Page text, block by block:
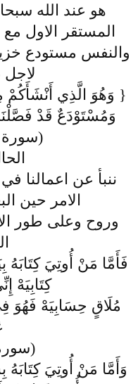
هو عند الله
المستقر الاول مع
والنفس مستودع
لاجل
{ وَهُوَ الَّذِي
وَمُسْتَوْدَعٌ قَدْ
(سورة
ننبأ عن اعمالنا
الامر حين
وروح وعلى طور
فَأَمَّا مَنْ أُوتِيَ كِتَابَهُ
كِتَابِيَهْ
مُلَاقٍ حِسَابِيَهْ
وَأَمَّا مَنْ أُوتِيَ كِتَابَهُ